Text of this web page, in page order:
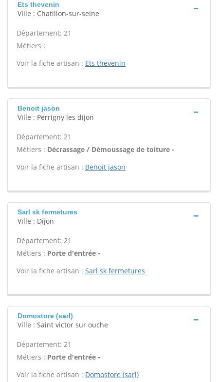
Ets thevenin
Ville : Chatillon-sur-seine
Département: 21
Métiers :
Voir la fiche artisan : Ets thevenin
Benoit jason
Ville : Perrigny les dijon
Département: 21
Métiers : Décrassage / Démoussage de toiture -
Voir la fiche artisan : Benoit jason
Sarl sk fermetures
Ville : Dijon
Département: 21
Métiers : Porte d'entrée -
Voir la fiche artisan : Sarl sk fermetures
Domostore (sarl)
Ville : Saint victor sur ouche
Département: 21
Métiers : Porte d'entrée -
Voir la fiche artisan : Domostore (sarl)